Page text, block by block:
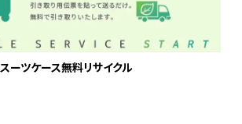
スーツケース無料リサイクル